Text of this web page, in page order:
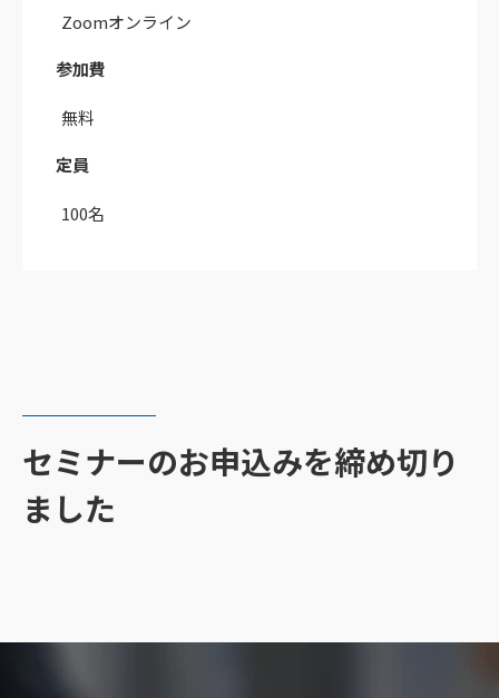
Zoomオンライン
参加費
無料
定員
100名
セミナーのお申込みを締め切り
ました